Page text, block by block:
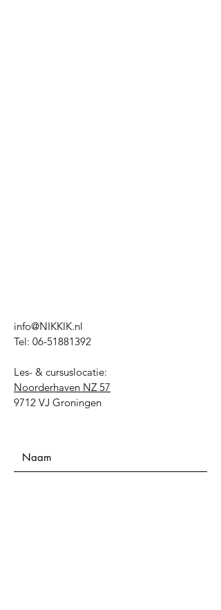
info@NIKKIK.nl
Tel: 06-51881392
Les- & cursuslocatie:
Noorderhaven NZ 57
9712 VJ Groningen